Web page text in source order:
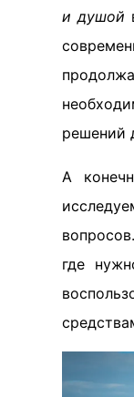
и душой
решений
А
где